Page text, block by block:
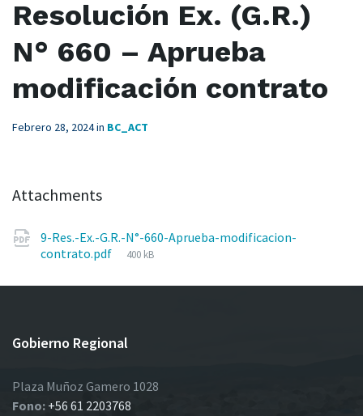
Resolución Ex. (G.R.)
N° 660 – Aprueba
modificación contrato
Febrero 28, 2024in BC_ACT
Attachments
9-Res.-Ex.-G.R.-N°-660-Aprueba-modificacion-
contrato.pdf
File
400 kB
Gobierno Regional
Plaza Muñoz Gamero 1028
Fono: +56 61 2203768